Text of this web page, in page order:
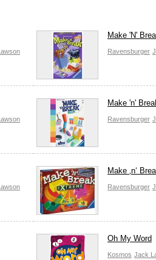
Make 'N'
Ravensburger
Make 'n'
Ravensburger
Make ‚n‘
Ravensburger
Oh My Word
Kosmos Jack